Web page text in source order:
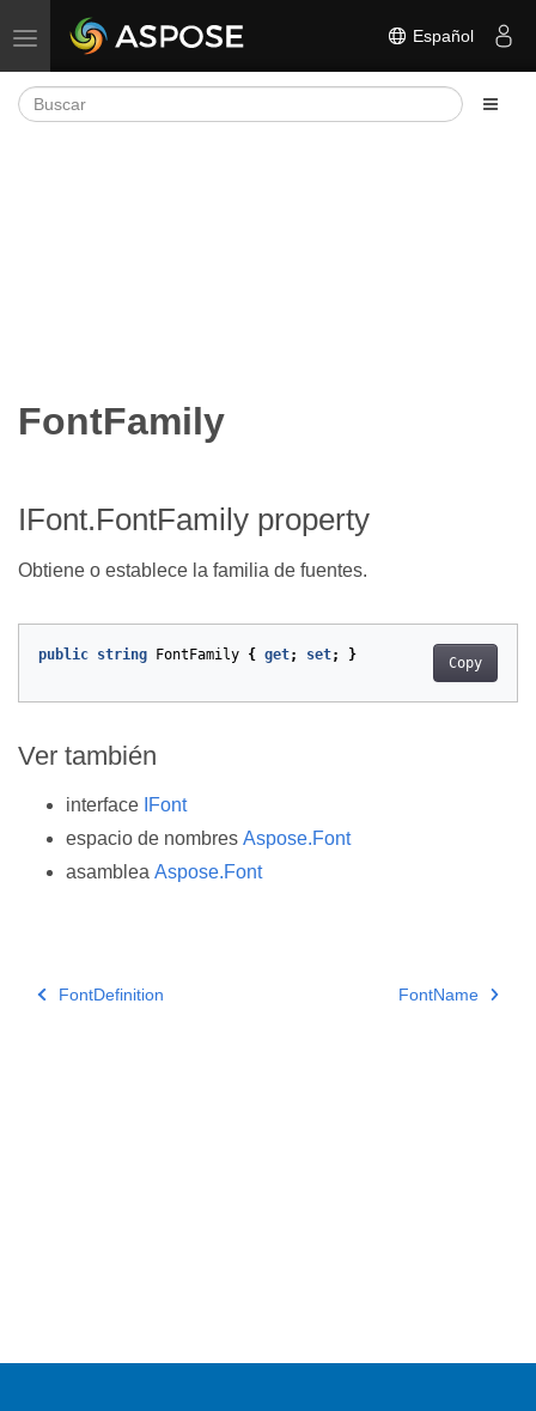
Alternar navegación Español
FontFamily
IFont.FontFamily property
Obtiene o establece la familia de fuentes.
Copy
public string FontFamily { get; set; }
Ver también
interface IFont
espacio de nombres Aspose.Font
asamblea Aspose.Font
FontDefinition FontName